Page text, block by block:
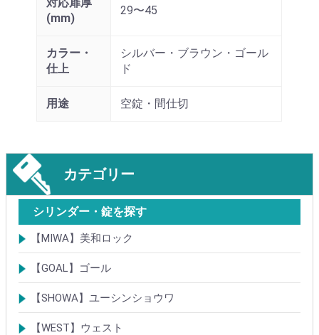
(mm)
29〜45
カラー・
仕上
シルバー・ブラウン・ゴール
ド
用途 空錠・間仕切
カテゴリー
シリンダー・錠を探す
【MIWA】美和ロック
シリンダー
レバーハンドル錠
ケースロック
モノロック
本締錠
引戸錠
引違戸錠
ガラス扉錠
補助錠
グレモン錠
自動施錠錠
面付錠
内部錠
プッシュプル錠
キーレス錠
インダストリアルロック・カムロック
ポスト錠
ハンドル
サムターン
フロントプレート
ストライク
樹脂カバー・非常カバー
交換・補修錠前
交換・補修部材
M品番特殊錠(Kシリーズ)
その他
【GOAL】ゴール
シリンダー
錠
錠前部品
その他
【SHOWA】ユーシンショウワ
シリンダー
錠
その他
【WEST】ウェスト